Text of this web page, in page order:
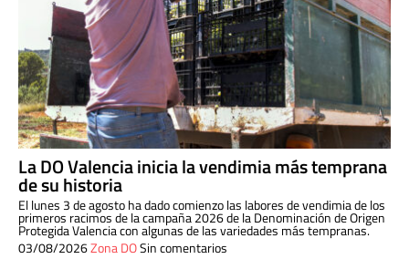
La DO Valencia inicia la vendimia más temprana
de su historia
El lunes 3 de agosto ha dado comienzo las labores de vendimia de los
primeros racimos de la campaña 2026 de la Denominación de Origen
Protegida Valencia con algunas de las variedades más tempranas.
03/08/2026Zona DOSin comentarios